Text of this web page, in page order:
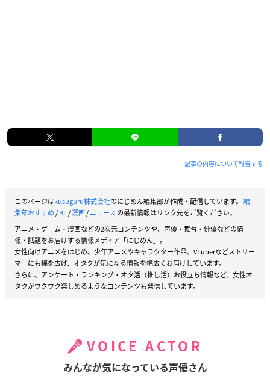
ゴ無しver））＋すべての電子書籍特典
●Renta!
記事の内容について報告する
このページはkusuguru株式会社のにじめん編集部が作成・配信しています。 編
集部おすすめ/BL/漫画/ニュース の最新情報はリンク先をご覧ください。
アニメ・ゲーム・漫画などの2次元コンテンツや、声優・舞台・俳優などの情
報・話題をお届けする情報メディア「にじめん」。
女性向けアニメをはじめ、少年アニメやキャラクター作品、VTuberなどストリー
マーにも幅を広げ、オタクが気になる情報を幅広くお届けしています。
さらに、アンケート・ランキング・オタ活（推し活）お役立ち情報など、女性オ
タクがワクワク楽しめるようなコンテンツも発信しています。
VOICE ACTOR
みんなが気になっている声優さん